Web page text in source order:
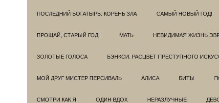
ПОСЛЕДНИЙ БОГАТЫРЬ: КОРЕНЬ ЗЛА САМЫЙ НОВЫЙ ГОД!
ПРОЩАЙ, СТАРЫЙ ГОД! МАТЬ НЕВИДИМАЯ ЖИЗНЬ
ЗОЛОТЫЕ ГОЛОСА БЭНКСИ. РАСЦВЕТ ПРЕСТУПНОГО
МОЙ ДРУГ МИСТЕР ПЕРСИВАЛЬ АЛИСА БИТЫ
СМОТРИ КАК Я ОДИН ВДОХ НЕРАЗЛУЧНЫЕ